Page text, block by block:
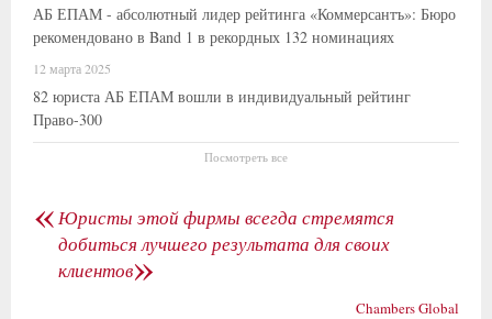
АБ ЕПАМ - абсолютный лидер рейтинга «Коммерсантъ»: Бюро
рекомендовано в Band 1 в рекордных 132 номинациях
12 марта 2025
82 юриста АБ ЕПАМ вошли в индивидуальный рейтинг
Право-300
Посмотреть все
«Юристы этой фирмы всегда стремятся
добиться лучшего результата для своих
клиентов»
Chambers Global